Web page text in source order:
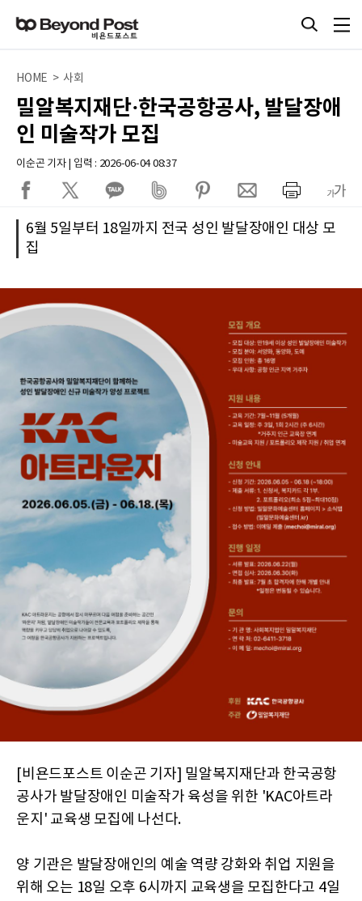
HOME > 사회
밀알복지재단·한국공항공사, 발달장애
인 미술작가 모집
이순곤 기자 | 입력 : 2026-06-04 08:37
6월 5일부터 18일까지 전국 성인 발달장애인 대상 모
집
[비욘드포스트 이순곤 기자] 밀알복지재단과 한국공항
공사가 발달장애인 미술작가 육성을 위한 'KAC아트라
운지' 교육생 모집에 나선다.
양 기관은 발달장애인의 예술 역량 강화와 취업 지원을
위해 오는 18일 오후 6시까지 교육생을 모집한다고 4일